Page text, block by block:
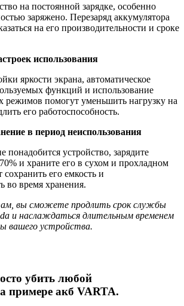
на постоянной зарядке, особенно
заряжено. Перезаряд аккумулятора
на его производительности и сроке
использования
яркости экрана, автоматическое
функций и использование
режимов помогут уменьшить нагрузку на
его работоспособность.
в период неиспользования
понадобится устройство, зарядите
и храните его в сухом и прохладном
его емкость и
во время хранения.
вы сможете продлить срок службы
и наслаждаться длительным временем
вашего устройства.
убить любой
примере акб VARTA.